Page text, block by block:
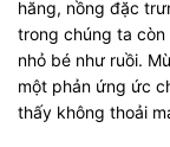
hăng, nồng đặc
trong chúng ta còn
nhỏ bé như ruồi.
một phản ứng ức
thấy không thoải